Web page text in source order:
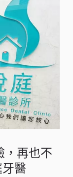
，再也不
醫